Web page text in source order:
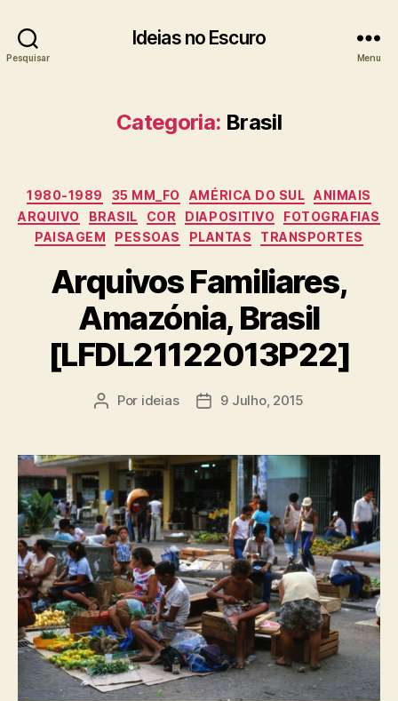
Pesquisar
Ideias no Escuro
Menu
Categoria: Brasil
Categorias
1980-1989 35 MM_FO AMÉRICA DO SUL ANIMAIS
ARQUIVO
BRASIL COR DIAPOSITIVO
FOTOGRAFIAS
PAISAGEM
PESSOAS PLANTAS TRANSPORTES
Arquivos Familiares,
Amazónia, Brasil
[LFDL21122013P22]
Autor
Por ideias
Data9 Julho, 2015